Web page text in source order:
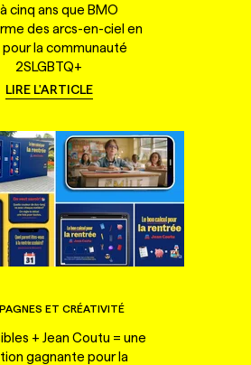
cinq ans que BMO
des arcs-en-ciel en
pour la communauté
2SLGBTQ+
LIRE L'ARTICLE
ET CRÉATIVITÉ
+ Jean Coutu = une
gagnante pour la